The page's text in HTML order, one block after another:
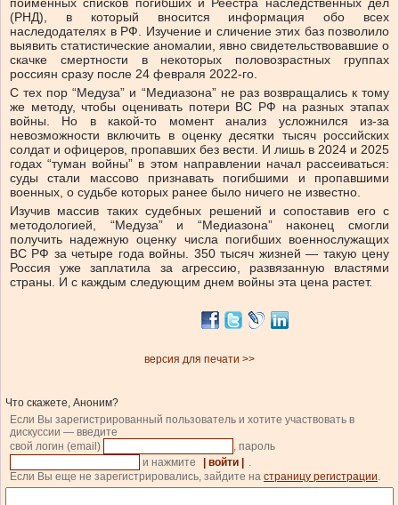
поименных списков погибших и Реестра наследственных дел
(РНД), в который вносится информация обо всех
наследодателях в РФ. Изучение и сличение этих баз позволило
выявить статистические аномалии, явно свидетельствовавшие о
скачке смертности в некоторых половозрастных группах
россиян сразу после 24 февраля 2022-го.
С тех пор “Медуза” и “Медиазона” не раз возвращались к тому
же методу, чтобы оценивать потери ВС РФ на разных этапах
войны. Но в какой-то момент анализ усложнился из-за
невозможности включить в оценку десятки тысяч российских
солдат и офицеров, пропавших без вести. И лишь в 2024 и 2025
годах “туман войны” в этом направлении начал рассеиваться:
суды стали массово признавать погибшими и пропавшими
военных, о судьбе которых ранее было ничего не известно.
Изучив массив таких судебных решений и сопоставив его с
методологией, “Медуза” и “Медиазона” наконец смогли
получить надежную оценку числа погибших военнослужащих
ВС РФ за четыре года войны. 350 тысяч жизней — такую цену
Россия уже заплатила за агрессию, развязанную властями
страны. И с каждым следующим днем войны эта цена растет.
версия для печати >>
Что скажете, Аноним?
Если Вы зарегистрированный пользователь и хотите участвовать в
дискуссии — введите
свой логин (email)
, пароль
и нажмите
| войти |
.
Если Вы еще не зарегистрировались, зайдите на страницу регистрации.